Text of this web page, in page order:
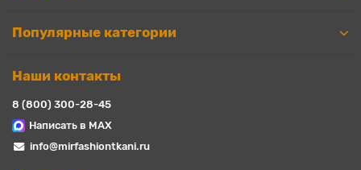
Популярные категории
Наши контакты
8 (800) 300-28-45
Написать в MAX
info@mirfashiontkani.ru